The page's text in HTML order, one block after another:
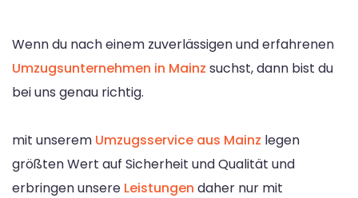
Wenn du nach einem zuverlässigen und erfahrenen
Umzugsunternehmen in Mainz suchst, dann bist du
bei uns genau richtig.
mit unserem Umzugsservice aus Mainz legen
größten Wert auf Sicherheit und Qualität und
erbringen unsere Leistungen daher nur mit